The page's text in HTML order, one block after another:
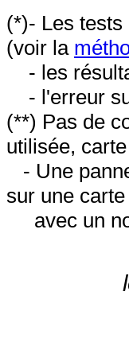
(*)- Les tests
(voir la
- les
- l'erreur
(**) Pas de
utilisée,
- Une
sur une
avec un